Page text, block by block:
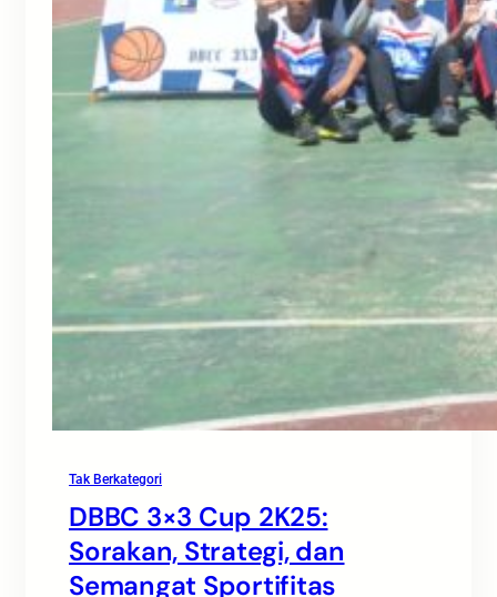
Tak Berkategori
DBBC 3×3 Cup 2K25:
Sorakan, Strategi, dan
Semangat Sportifitas